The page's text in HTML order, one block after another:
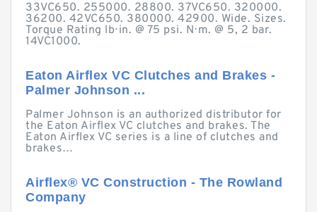
33VC650. 255000. 28800. 37VC650. 320000.
36200. 42VC650. 380000. 42900. Wide. Sizes.
Torque Rating lb⋅in. @ 75 psi. N⋅m. @ 5, 2 bar.
14VC1000.
Eaton Airflex VC Clutches and Brakes -
Palmer Johnson ...
Palmer Johnson is an authorized distributor for
the Eaton Airflex VC clutches and brakes. The
Eaton Airflex VC series is a line of clutches and
brakes…
Airflex® VC Construction - The Rowland
Company